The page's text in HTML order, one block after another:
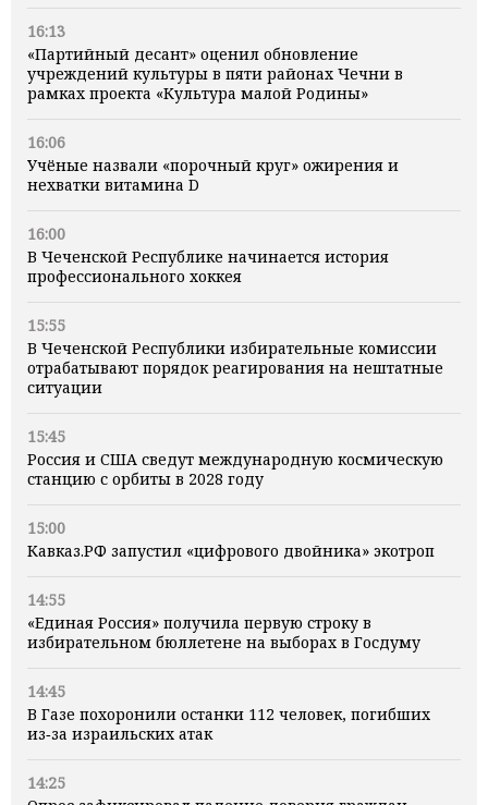
16:13
«Партийный десант» оценил обновление
учреждений культуры в пяти районах Чечни в
рамках проекта «Культура малой Родины»
16:06
Учёные назвали «порочный круг» ожирения и
нехватки витамина D
16:00
В Чеченской Республике начинается история
профессионального хоккея
15:55
В Чеченской Республики избирательные комиссии
отрабатывают порядок реагирования на нештатные
ситуации
15:45
Россия и США сведут международную космическую
станцию с орбиты в 2028 году
15:00
Кавказ.РФ запустил «цифрового двойника» экотроп
14:55
«Единая Россия» получила первую строку в
избирательном бюллетене на выборах в Госдуму
14:45
В Газе похоронили останки 112 человек, погибших
из‑за израильских атак
14:25